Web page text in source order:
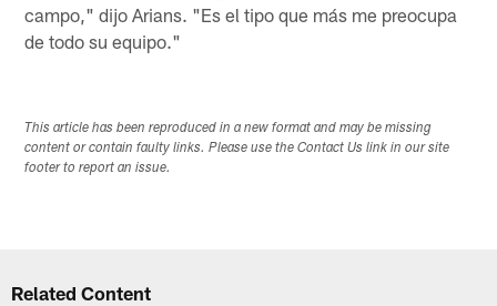
campo," dijo Arians. "Es el tipo que más me preocupa
de todo su equipo."
This article has been reproduced in a new format and may be missing
content or contain faulty links. Please use the Contact Us link in our site
footer to report an issue.
Related Content